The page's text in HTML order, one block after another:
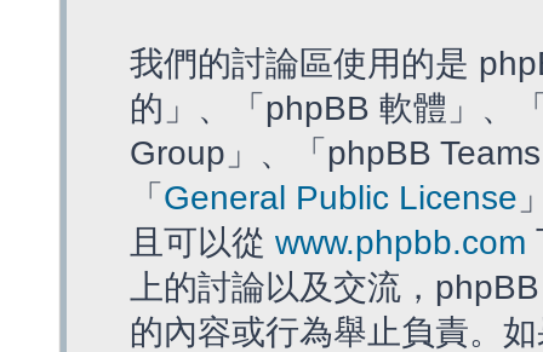
我們的討論區使用的是
的」、「phpBB 軟體」、
Group」、「phpBB
「 General Public License
且可以從 www.phpbb.com
上的討論以及交流，
的內容或行為舉止負責。